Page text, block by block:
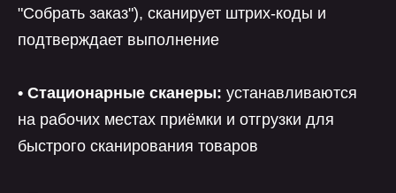
"Собрать заказ"), сканирует штрих-коды и
подтверждает выполнение
• Стационарные сканеры: устанавливаются
на рабочих местах приёмки и отгрузки для
быстрого сканирования товаров